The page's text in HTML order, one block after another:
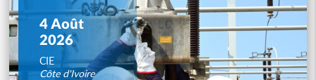
4 Août
2026
CIE
Côte d'Ivoire